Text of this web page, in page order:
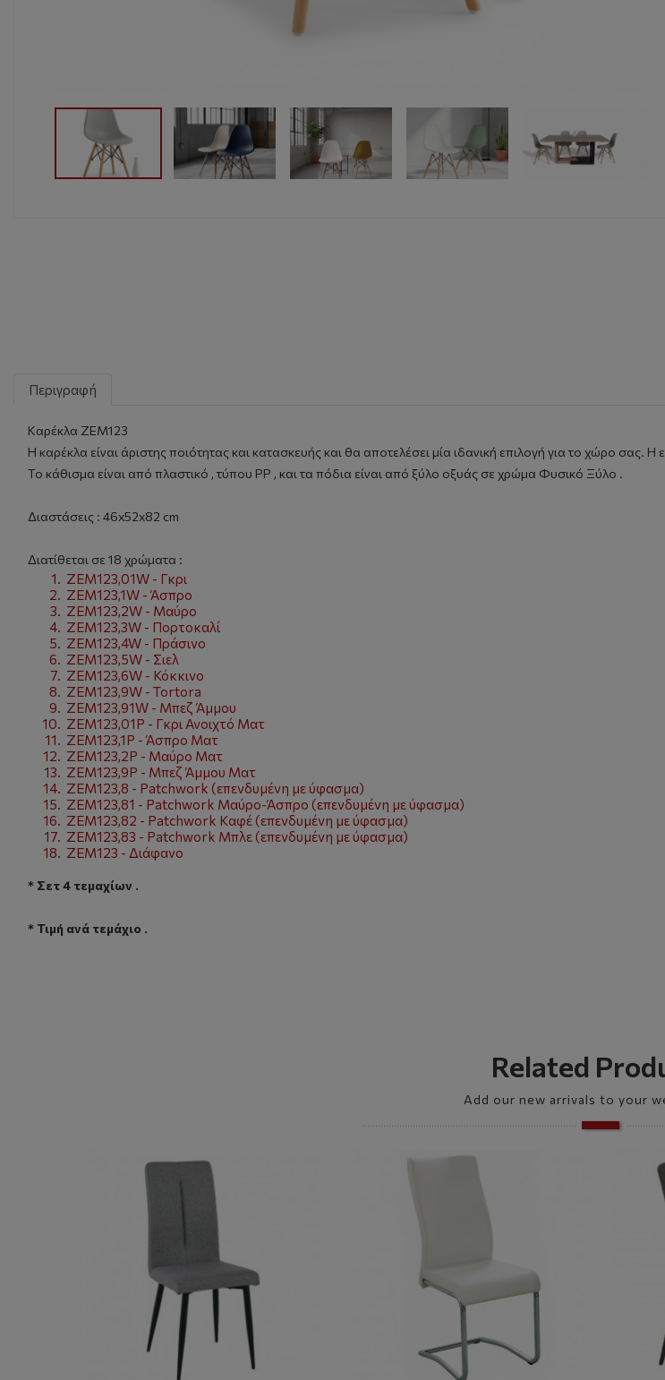
Περιγραφή
Καρέκλα ZEM123
Η καρέκλα είναι άριστης ποιότητας και κατασκευής και θα αποτελέσει μία ιδανική επιλογή για το χώρο σας.
Το κάθισμα είναι από πλαστικό , τύπου PP , και τα πόδια είναι από ξύλο οξυάς σε χρώμα Φυσικό Ξύλο .
Διαστάσεις : 46x52x82 cm
Διατίθεται σε 18 χρώματα :
ZEM123,01W - Γκρι
ZEM123,1W - Άσπρο
ZEM123,2W - Μαύρο
ZEM123,3W - Πορτοκαλί
ZEM123,4W - Πράσινο
ZEM123,5W - Σιελ
ZEM123,6W - Κόκκινο
ZEM123,9W - Tortora
ZEM123,91W - Μπεζ Άμμου
ZEM123,01P - Γκρι Ανοιχτό Ματ
ZEM123,1P - Άσπρο Ματ
ZEM123,2P - Μαύρο Ματ
ZEM123,9P - Μπεζ Άμμου Ματ
ZEM123,8 - Patchwork (επενδυμένη με ύφασμα)
ZEM123,81 - Patchwork Μαύρο-Άσπρο (επενδυμένη με ύφασμα)
ZEM123,82 - Patchwork Καφέ (επενδυμένη με ύφασμα)
ZEM123,83 - Patchwork Μπλε (επενδυμένη με ύφασμα)
ZEM123 - Διάφανο
* Σετ 4 τεμαχίων .
* Τιμή ανά τεμάχιο .
Related
Add our new arrivals to your